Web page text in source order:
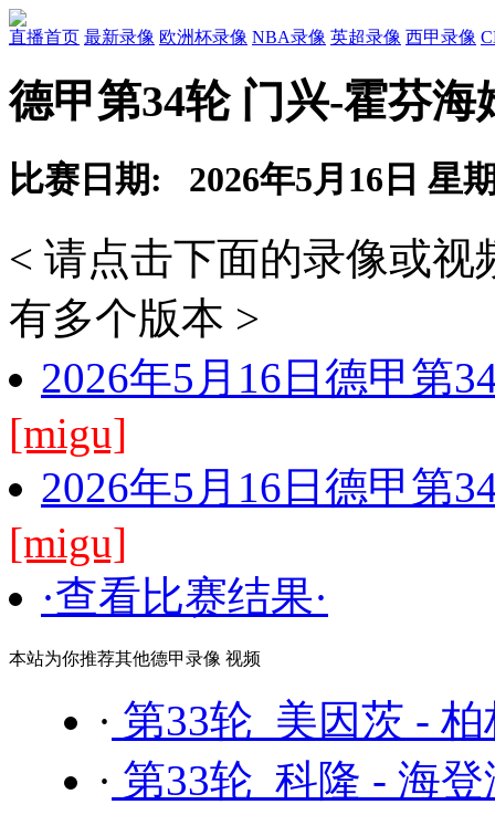
直播首页 最新录像 欧洲杯录像 NBA录像 英超录像 西甲录像
德甲第34轮 门兴-霍芬
比赛日期: 2026年5月16日 星
< 请点击下面的录像或
有多个版本 >
2026年5月16日德甲第
[migu]
2026年5月16日德甲第
[migu]
·查看比赛结果·
本站为你推荐其他德甲录像 视频
· 第33轮 美因茨 -
· 第33轮 科隆 - 海